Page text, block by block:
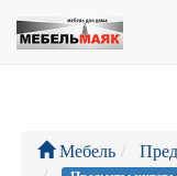
Мебель